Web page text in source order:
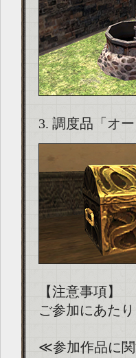
3. 調度品「オ
【注意事項】
ご参加にあた
≪参加作品に